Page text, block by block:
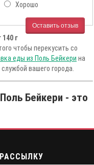
Хорошо
Оставить отзыв
г
чтобы перекусить со
еды из Поль Бейкери на
вашего города.
Бейкери - это